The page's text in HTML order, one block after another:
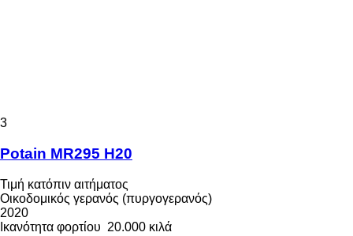
3
Potain MR295 H20
Τιμή κατόπιν αιτήματος
Οικοδομικός γερανός (πυργογερανός)
2020
Ικανότητα φορτίου 20.000 κιλά